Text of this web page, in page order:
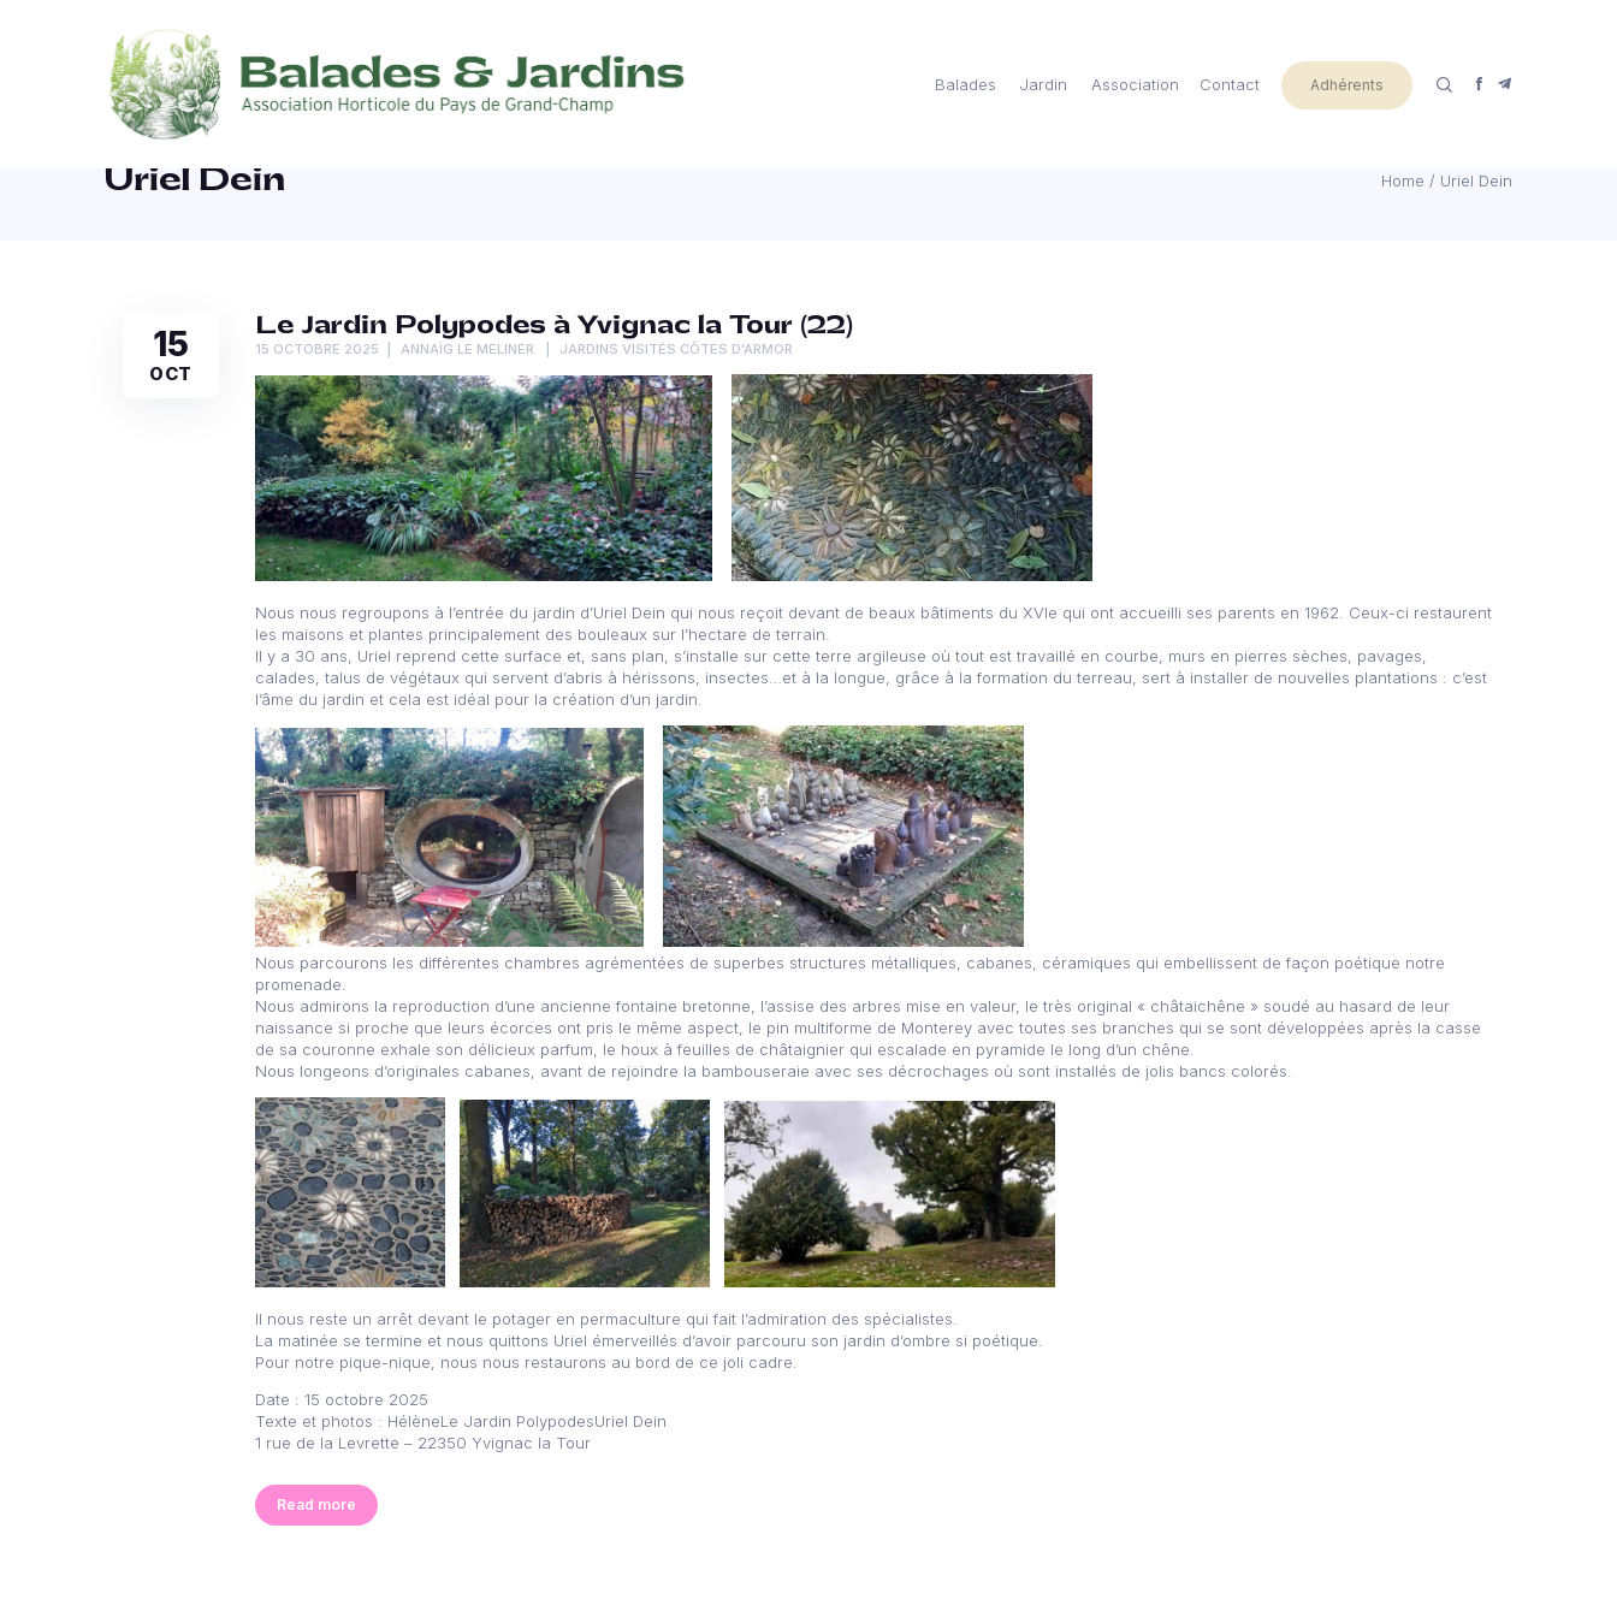
Balades Jardin Association Adhérents
Contact
Uriel Dein Home / Uriel Dein
15
OCT
Le Jardin Polypodes à Yvignac la Tour (22)
15 OCTOBRE 2025 ANNAÏG LE MELINER JARDINS VISITÉS CÔTES D'ARMOR
Nous nous regroupons à l’entrée du jardin d’Uriel Dein qui nous reçoit devant de beaux bâtiments du XVIe qui ont accueilli ses parents en 1962. Ceux-ci restaurent
les maisons et plantes principalement des bouleaux sur l’hectare de terrain.
Il y a 30 ans, Uriel reprend cette surface et, sans plan, s’installe sur cette terre argileuse où tout est travaillé en courbe, murs en pierres sèches, pavages,
calades, talus de végétaux qui servent d’abris à hérissons, insectes…et à la longue, grâce à la formation du terreau, sert à installer de nouvelles plantations : c’est
l’âme du jardin et cela est idéal pour la création d’un jardin.
Nous parcourons les différentes chambres agrémentées de superbes structures métalliques, cabanes, céramiques qui embellissent de façon poétique notre
promenade.
Nous admirons la reproduction d’une ancienne fontaine bretonne, l’assise des arbres mise en valeur, le très original « châtaichêne » soudé au hasard de leur
naissance si proche que leurs écorces ont pris le même aspect, le pin multiforme de Monterey avec toutes ses branches qui se sont développées après la casse
de sa couronne exhale son délicieux parfum, le houx à feuilles de châtaignier qui escalade en pyramide le long d’un chêne.
Nous longeons d’originales cabanes, avant de rejoindre la bambouseraie avec ses décrochages où sont installés de jolis bancs colorés.
Il nous reste un arrêt devant le potager en permaculture qui fait l’admiration des spécialistes.
La matinée se termine et nous quittons Uriel émerveillés d’avoir parcouru son jardin d’ombre si poétique.
Pour notre pique-nique, nous nous restaurons au bord de ce joli cadre.
Date : 15 octobre 2025
Texte et photos : HélèneLe Jardin PolypodesUriel Dein
1 rue de la Levrette – 22350 Yvignac la Tour
Read more